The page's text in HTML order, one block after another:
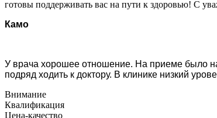
готовы поддерживать вас на пути к здоровью! С
Камо
У врача хорошее отношение. На приеме было
подряд ходить к доктору. В клинике низкий
Внимание
Квалификация
Цена-качество